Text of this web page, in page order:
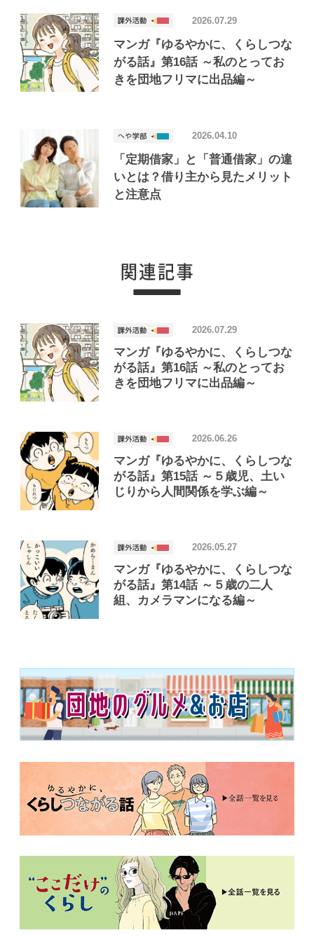
マンガ『ゆるやかに、くらしつな
がる話』第16話 ～私のとってお
きを団地フリマに出品編～
2026.07.29
「定期借家」と「普通借家」の違
いとは？借り主から見たメリット
と注意点
2026.04.10
マンガ『ゆるやかに、くらしつな
がる話』第16話 ～私のとってお
きを団地フリマに出品編～
2026.07.29
マンガ『ゆるやかに、くらしつな
がる話』第15話 ～５歳児、土い
じりから人間関係を学ぶ編～
2026.06.26
マンガ『ゆるやかに、くらしつな
がる話』第14話 ～５歳の二人
組、カメラマンになる編～
2026.05.27